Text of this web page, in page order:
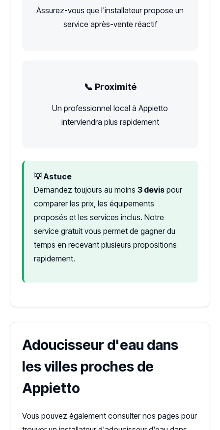
Assurez-vous que l'installateur propose un
service après-vente réactif
📞 Proximité
Un professionnel local à Appietto
interviendra plus rapidement
💡 Astuce
Demandez toujours au moins 3 devis pour
comparer les prix, les équipements
proposés et les services inclus. Notre
service gratuit vous permet de gagner du
temps en recevant plusieurs propositions
rapidement.
Adoucisseur d'eau dans
les villes proches de
Appietto
Vous pouvez également consulter nos pages pour